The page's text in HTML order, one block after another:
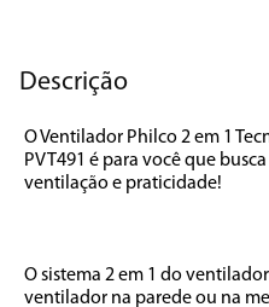
Descrição
O Ventilador Philco 2 em 1
PVT491 é para você que
ventilação e praticidade!
O sistema 2 em 1 do
ventilador na parede ou na